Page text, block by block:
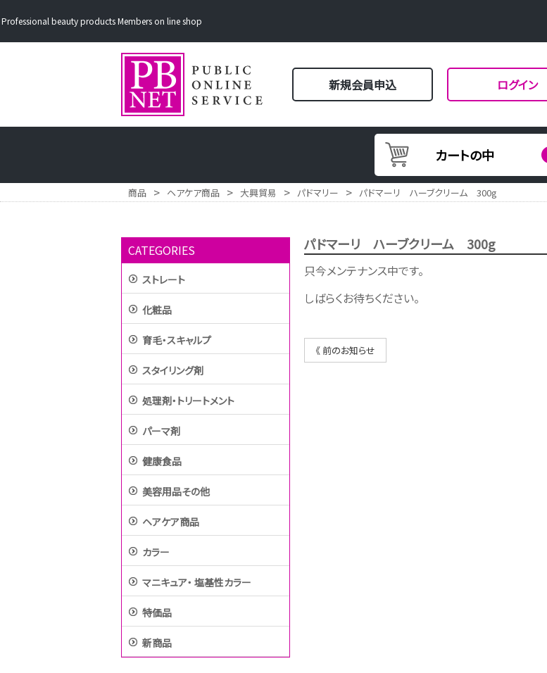
Professional beauty products Members on line shop
新規会員申込 ログイン
カートの中
商品 > ヘアケア商品 > 大興貿易 > パドマリー > パドマーリ ハーブクリーム 300g
パドマーリ ハーブクリーム 300g
只今メンテナンス中です。
しばらくお待ちください。
《 前のお知らせ
CATEGORIES
ストレート
化粧品
育毛・スキャルプ
スタイリング剤
処理剤・トリートメント
パーマ剤
健康食品
美容用品その他
ヘアケア商品
カラー
マニキュア・ 塩基性カラー
特価品
新商品